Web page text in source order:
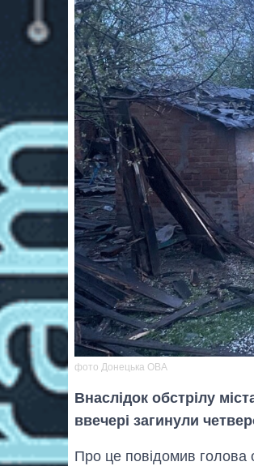
фото Донецька ОВА
Внаслідок обстрілу
ввечері загинули
Про це повідомив голова